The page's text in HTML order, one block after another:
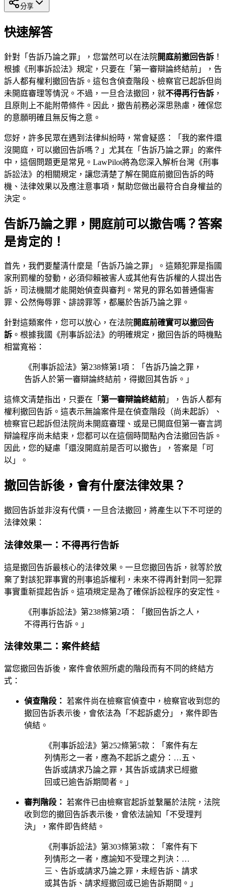
分享
快速解答
針對「告訴乃論之罪」，您當然可以在法院開庭前撤回告訴 ！
根據《刑事訴訟法》規定，只要在「第一審辯論終結前」，告
訴人都有權利撤回告訴。這包含偵查階段、檢察官已起訴但尚
未開庭審理等情況。不過，一旦合法撤回，就不得再行告訴 ，
且原則上不能附帶條件。因此，撤告前務必深思熟慮，確保您
的意願明確且無反悔之意。
您好，許多民眾在遇到法律糾紛時，常會疑惑：「我的案件還
沒開庭，可以撤回告訴嗎？」尤其在「告訴乃論之罪」的案件
中，這個問題更是常見。LawPilot將為您深入解析台灣《刑事
訴訟法》的相關規定，讓您清楚了解在開庭前撤回告訴的時
機、法律效果以及應注意事項，幫助您做出最符合自身權益的
決定。
告訴乃論之罪，開庭前可以撤告嗎？答案
是肯定的！
首先，我們要釐清什麼是「告訴乃論之罪」。這類犯罪是指國
家刑罰權的發動，必須仰賴被害人或其他有告訴權的人提出告
訴，司法機關才能開始偵查與審判。常見的罪名如普通傷害
罪、公然侮辱罪、誹謗罪等，都屬於告訴乃論之罪。
針對這類案件，您可以放心，在法院開庭前確實可以撤回告
訴 。根據我國《刑事訴訟法》的明確規定，撤回告訴的時機點
相當寬裕：
《刑事訴訟法》第238條第1項：「告訴乃論之罪，
告訴人於第一審辯論終結前，得撤回其告訴。」
這條文清楚指出，只要在「 第一審辯論終結前 」，告訴人都有
權利撤回告訴。這表示無論案件是在偵查階段（尚未起訴）、
檢察官已起訴但法院尚未開庭審理、或是已開庭但第一審言詞
辯論程序尚未結束，您都可以在這個時間點內合法撤回告訴。
因此，您的疑慮「還沒開庭前是否可以撤告」，答案是「可
以」。
撤回告訴後，會有什麼法律效果？
撤回告訴並非沒有代價，一旦合法撤回，將產生以下不可逆的
法律效果：
法律效果一：不得再行告訴
這是撤回告訴最核心的法律效果。一旦您撤回告訴，就等於放
棄了對該犯罪事實的刑事追訴權利，未來不得再針對同一犯罪
事實重新提起告訴。這項規定是為了確保訴訟程序的安定性。
《刑事訴訟法》第238條第2項：「撤回告訴之人，
不得再行告訴。」
法律效果二：案件終結
當您撤回告訴後，案件會依照所處的階段而有不同的終結方
式：
偵查階段： 若案件尚在檢察官偵查中，檢察官收到您的
撤回告訴表示後，會依法為「不起訴處分」，案件即告
偵結。
《刑事訴訟法》第252條第5款：「案件有左
列情形之一者，應為不起訴之處分：…五、
告訴或請求乃論之罪，其告訴或請求已經撤
回或已逾告訴期間者。」
審判階段： 若案件已由檢察官起訴並繫屬於法院，法院
收到您的撤回告訴表示後，會依法諭知「不受理判
決」，案件即告終結。
《刑事訴訟法》第303條第3款：「案件有下
列情形之一者，應諭知不受理之判決：…
三、告訴或請求乃論之罪，未經告訴、請求
或其告訴、請求經撤回或已逾告訴期間。」